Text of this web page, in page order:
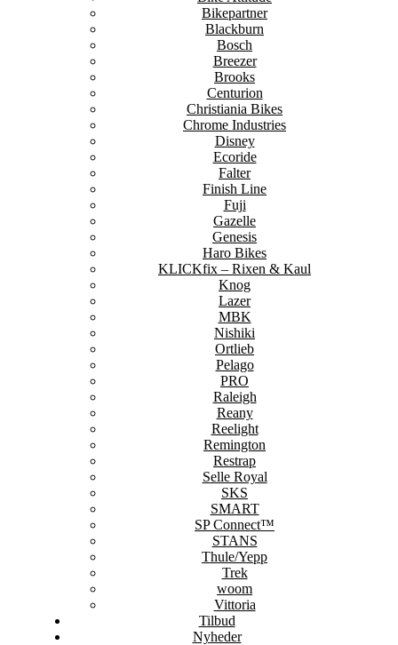
Bikepartner
Blackburn
Bosch
Breezer
Brooks
Centurion
Christiania Bikes
Chrome Industries
Disney
Ecoride
Falter
Finish Line
Fuji
Gazelle
Genesis
Haro Bikes
KLICKfix – Rixen & Kaul
Knog
Lazer
MBK
Nishiki
Ortlieb
Pelago
PRO
Raleigh
Reany
Reelight
Remington
Restrap
Selle Royal
SKS
SMART
SP Connect™
STANS
Thule/Yepp
Trek
woom
Vittoria
Tilbud
Nyheder